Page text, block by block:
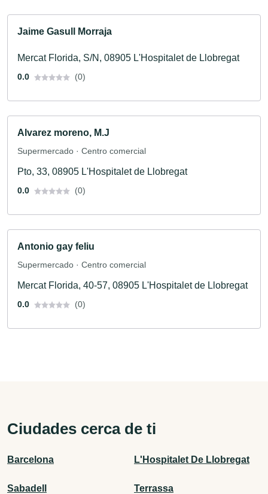
Jaime Gasull Morraja
Mercat Florida, S/N, 08905 L'Hospitalet de Llobregat
0.0 (0)
Alvarez moreno, M.J
Supermercado · Centro comercial
Pto, 33, 08905 L'Hospitalet de Llobregat
0.0 (0)
Antonio gay feliu
Supermercado · Centro comercial
Mercat Florida, 40-57, 08905 L'Hospitalet de Llobregat
0.0 (0)
Ciudades cerca de ti
Barcelona L'Hospitalet De Llobregat
Sabadell Terrassa